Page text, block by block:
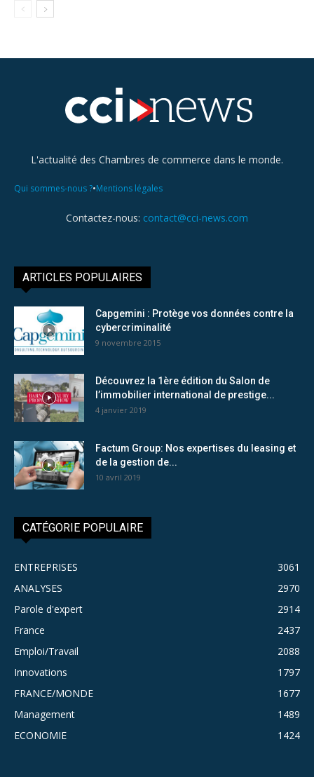
L'actualité des Chambres de commerce dans le monde.
Qui sommes-nous ?•Mentions légales
Contactez-nous: contact@cci-news.com
ARTICLES POPULAIRES
Capgemini : Protège vos données contre la
cybercriminalité
9 novembre 2015
Découvrez la 1ère édition du Salon de
l’immobilier international de prestige...
4 janvier 2019
Factum Group: Nos expertises du leasing et
de la gestion de...
10 avril 2019
CATÉGORIE POPULAIRE
ENTREPRISES
3061
ANALYSES
2970
Parole d'expert
2914
France
2437
Emploi/Travail
2088
Innovations
1797
FRANCE/MONDE
1677
Management
1489
ECONOMIE
1424